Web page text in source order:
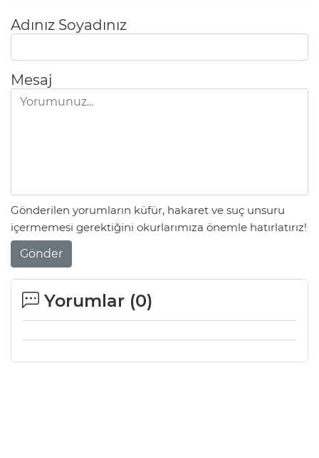
Adınız Soyadınız
Mesaj
Gönderilen yorumların küfür, hakaret ve suç unsuru
içermemesi gerektiğini okurlarımıza önemle hatırlatırız!
Gönder
Yorumlar (0)